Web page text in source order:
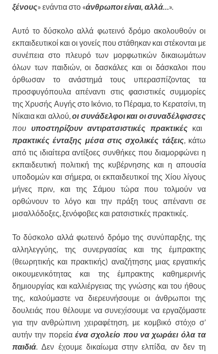
ξένους» ενάντια στο «άνθρωποι είναι, αλλά…».
Αυτό το δύσκολο αλλά φωτεινό δρόμο ακολουθούν οι
εκπαιδευτικοί και οι γονείς που στάθηκαν και στέκονται με
συνέπεια στο πλευρό των μορφωτικών δικαιωμάτων
όλων των παιδιών, οι δασκάλες και οι δάσκαλοι που
όρθωσαν το ανάστημά τους υπερασπίζοντας τα
προσφυγόπουλα απέναντι στις φασιστικές συμμορίες
της Χρυσής Αυγής στο Ικόνιο, το Πέραμα, το Κερατσίνι, τη
Νίκαια και αλλού,οι συνάδελφοι και οι συναδέλφισσες
που υποστηρίζουν αντιρατσιστικές πρακτικέςκαι
πρακτικές ένταξης μέσα στις σχολικές τάξεις, κάτω
από τις ιδιαίτερα αντίξοες συνθήκες που διαμορφώνει η
εκπαιδευτική πολιτική της κυβέρνησης και η απουσία
υποδομών και σήμερα, οι εκπαιδευτικοί της Χίου λίγους
μήνες πριν, και της Σάμου τώρα που τολμούν να
ορθώνουν το λόγο και την πράξη τους απέναντι σε
μισαλλόδοξες, ξενόφοβες και ρατσιστικές πρακτικές.
Το δύσκολο αλλά φωτεινό δρόμο της συνύπαρξης, της
αλληλεγγύης, της συνεργασίας και της έμπρακτης
(θεωρητικής και πρακτικής) αναζήτησης μιας εργατικής
οικουμενικότητας και της έμπρακτης καθημερινής
δημιουργίας και καλλιέργειας της γνώσης και του ήθους
της, καλούμαστε να διερευνήσουμε οι άνθρωποι της
δουλειάς που θέλουμε να συνεχίσουμε να εργαζόμαστε
για την ανθρώπινη χειραφέτηση, με κομβικό στόχο σ’
αυτήν την πορεία ένα σχολείο που να χωράει όλα τα
παιδιά. Δεν έχουμε δικαίωμα στην ελπίδα, αν δεν τη